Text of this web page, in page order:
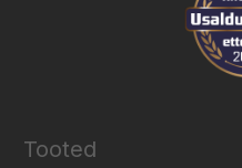
Tooted